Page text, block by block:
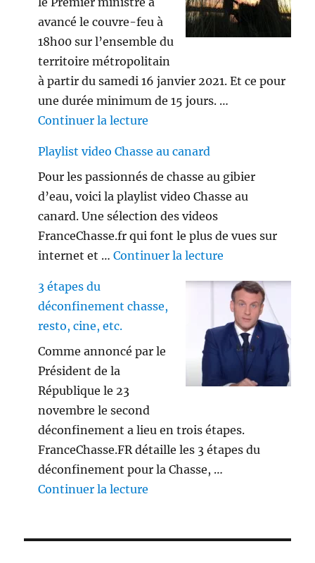
avancé le couvre-feu à
18h00 sur l’ensemble du
territoire métropolitain
à partir du samedi 16 janvier 2021. Et ce pour
une durée minimum de 15 jours. …
Continuer la lecture
Playlist video Chasse au canard
Pour les passionnés de chasse au gibier
d’eau, voici la playlist video Chasse au
canard. Une sélection des videos
FranceChasse.fr qui font le plus de vues sur
internet et …Continuer la lecture
3 étapes du
déconfinement chasse,
resto, cine, etc.
Comme annoncé par le
Président de la
République le 23
novembre le second
déconfinement a lieu en trois étapes.
FranceChasse.FR détaille les 3 étapes du
déconfinement pour la Chasse, …
Continuer la lecture